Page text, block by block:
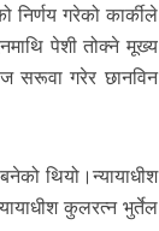
निर्णय गरेको कार्कीले
पेशी तोक्ने मूख्य
सरूवा गरेर छानविन
थियो।न्यायाधीश
कुलरत्न भुर्तेल